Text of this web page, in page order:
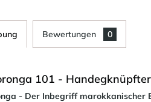
Bewertungen 0
101 -
- Der Inbegriff marokkanischer